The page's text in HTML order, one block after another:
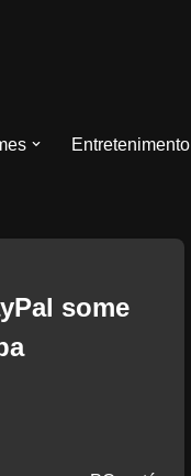
Entretenimento
some